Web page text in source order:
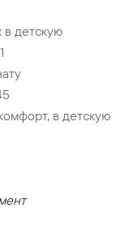
в детскую
в детскую